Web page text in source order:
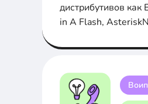
дистрибутивов как
in A Flash,
Воип